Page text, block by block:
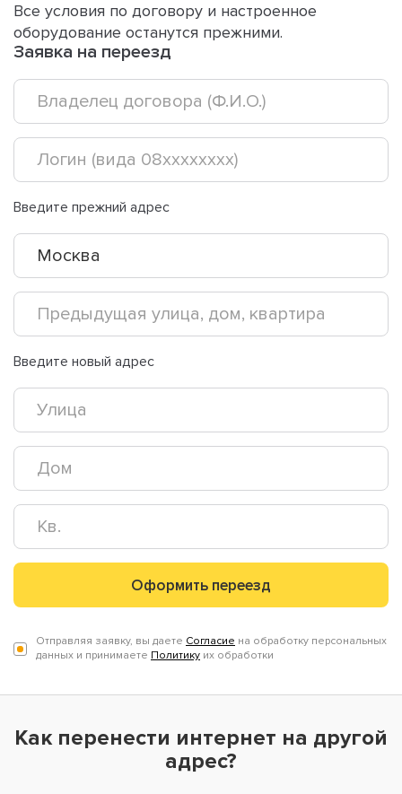
Все условия по договору и настроенное
оборудование останутся прежними.
Заявка на переезд
Введите прежний адрес
Введите новый адрес
Оформить переезд
Отправляя заявку, вы даете Согласие на обработку персональных
данных и принимаете Политику их обработки
Как перенести интернет на другой
адрес?